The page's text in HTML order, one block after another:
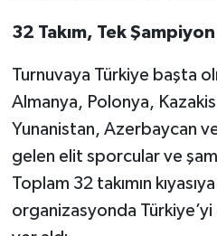
32 Takım, Tek Şampiyon
Turnuvaya Türkiye başta
Almanya, Polonya,
Yunanistan, Azerbaycan
gelen elit sporcular ve
Toplam 32 takımın
organizasyonda